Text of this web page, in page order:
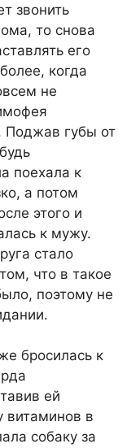
звонить
то снова
его
когда
не
Поджав губы от
поехала к
а потом
этого и
к мужу.
стало
что в такое
поэтому не
бросилась к
ей
витаминов в
собаку за